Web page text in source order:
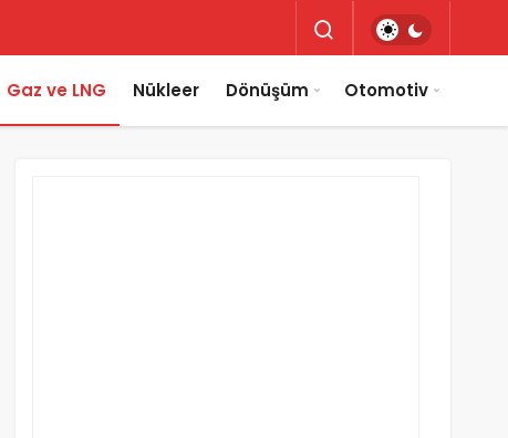
Gaz ve LNG Nükleer Dönüşüm Otomotiv